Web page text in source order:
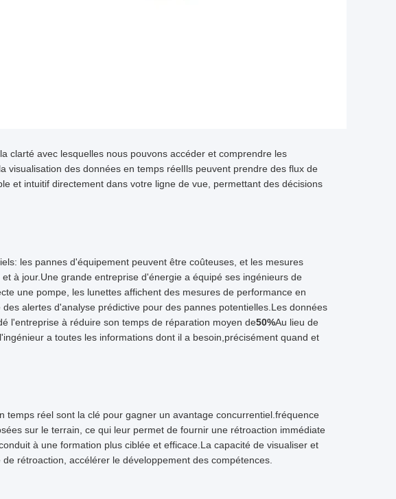
clarté avec lesquelles nous pouvons accéder et comprendre les
visualisation des données en temps réelIls peuvent prendre des flux de
et intuitif directement dans votre ligne de vue, permettant des décisions
les pannes d'équipement peuvent être coûteuses, et les mesures
à jour.Une grande entreprise d'énergie a équipé ses ingénieurs de
une pompe, les lunettes affichent des mesures de performance en
alertes d'analyse prédictive pour des pannes potentielles.Les données
l'entreprise à réduire son temps de réparation moyen de50%Au lieu de
a toutes les informations dont il a besoin,précisément quand et
temps réel sont la clé pour gagner un avantage concurrentiel.fréquence
sur le terrain, ce qui leur permet de fournir une rétroaction immédiate
à une formation plus ciblée et efficace.La capacité de visualiser et
rétroaction, accélérer le développement des compétences.